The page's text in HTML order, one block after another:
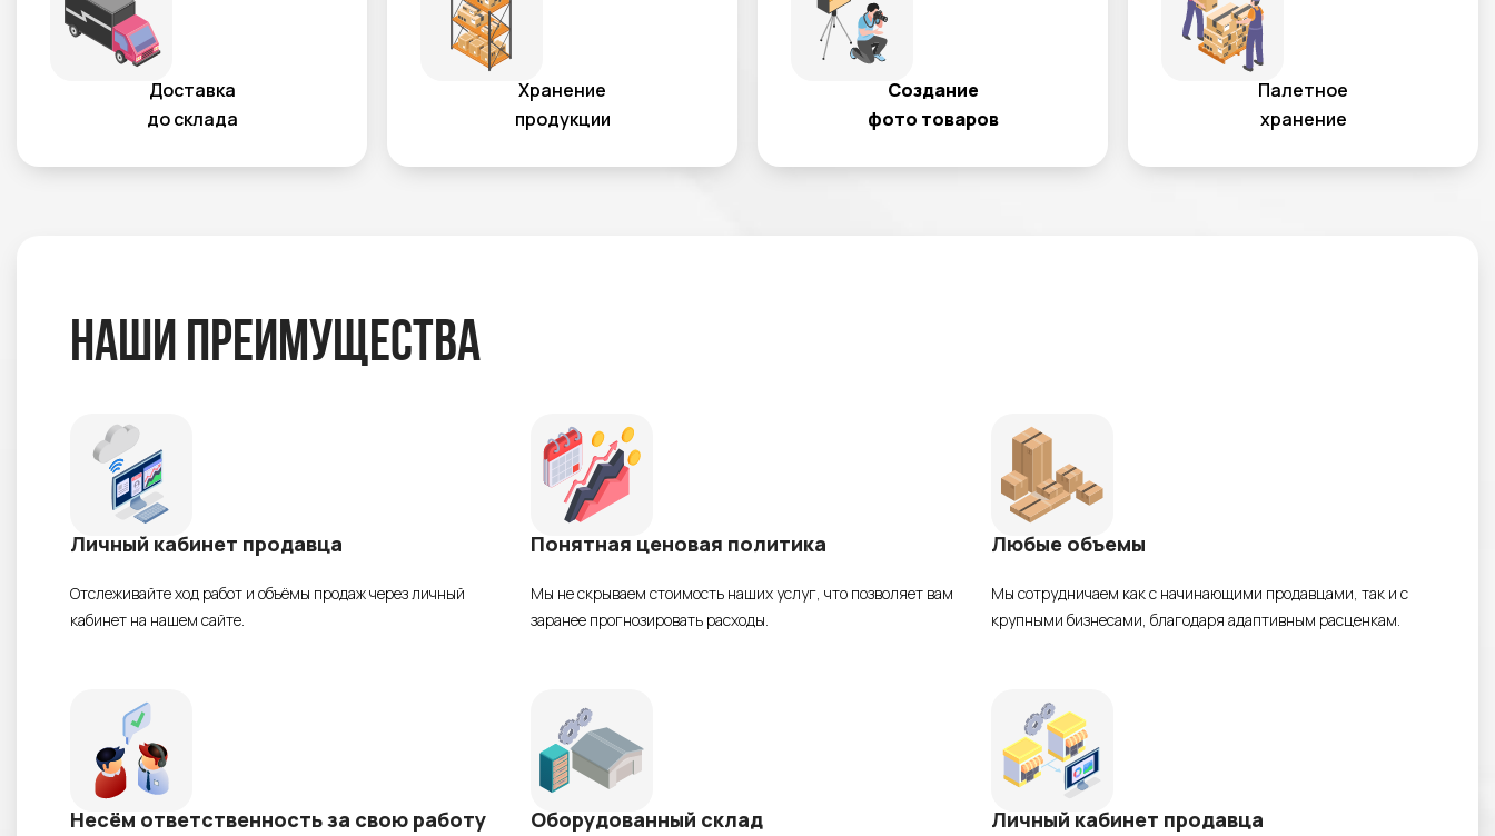
Доставка
до склада
Хранение
продукции
Создание
фото товаров
Палетное
хранение
Наши преимущества
Личный кабинет продавца
Отслеживайте ход работ и объёмы продаж через личный
кабинет на нашем сайте.
Понятная ценовая политика
Мы не скрываем стоимость наших услуг, что позволяет вам
заранее прогнозировать расходы.
Любые объемы
Мы сотрудничаем как с начинающими продавцами, так и с
крупными бизнесами, благодаря адаптивным расценкам.
Несём ответственность за свою работу Оборудованный склад Личный кабинет продавца